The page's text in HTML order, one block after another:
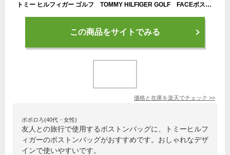
トミー ヒルフィガー ゴルフ TOMMY HILFIGER GOLF FACEボストンバッグ
この商品をサイトでみる
価格と在庫を楽天でチェック >>
ポポロろ(40代・女性)
友人との旅行で使用するボストンバッグに、トミーヒルフ
ィガーのボストンバッグがおすすめです。おしゃれなデザ
インで使いやすいです。